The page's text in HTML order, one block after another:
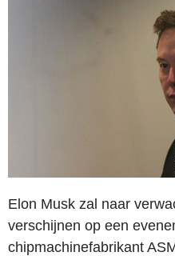
Elon Musk zal naar
verschijnen op een
chipmachinefabrikant